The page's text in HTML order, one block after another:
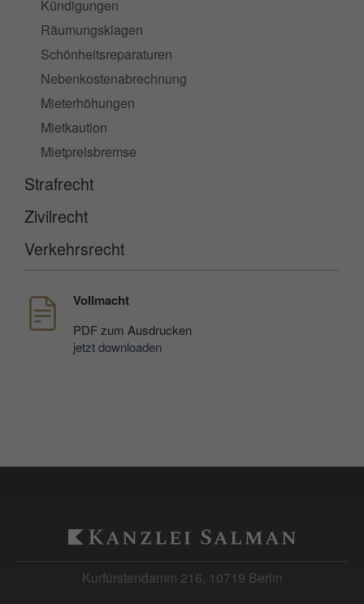
Kündigungen
Räumungsklagen
Schönheitsreparaturen
Nebenkostenabrechnung
Mieterhöhungen
Mietkaution
Mietpreisbremse
Strafrecht
Zivilrecht
Verkehrsrecht
Vollmacht
PDF zum Ausdrucken
jetzt downloaden
Kurfürstendamm 216, 10719 Berlin